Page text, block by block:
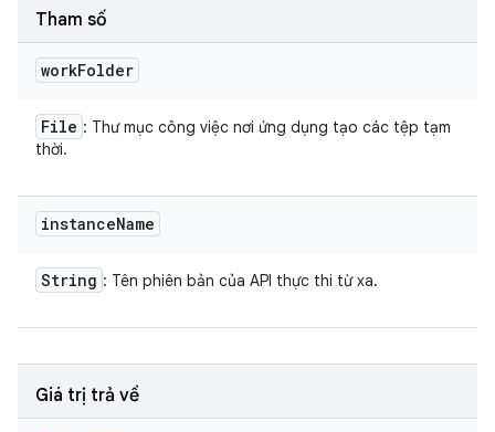
Tham số
workFolder
File : Thư mục công việc nơi ứng dụng tạo các tệp tạm
thời.
instanceName
String : Tên phiên bản của API thực thi từ xa.
Giá trị trả về